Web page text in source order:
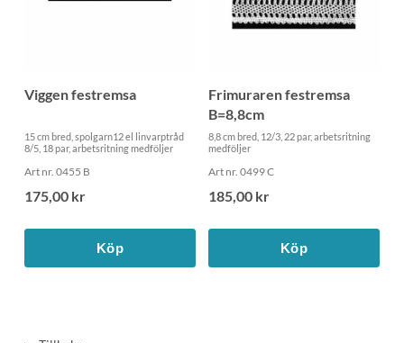
Viggen festremsa
15 cm bred, spolgarn12 el linvarptråd
8/5, 18 par, arbetsritning medföljer
Art nr. 0455 B
175,00 kr
Köp
Frimuraren festremsa
B=8,8cm
8,8 cm bred, 12/3, 22 par, arbetsritning
medföljer
Art nr. 0499 C
185,00 kr
Köp